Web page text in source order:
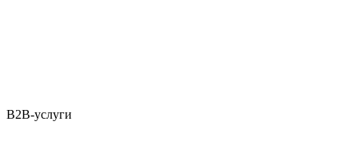
B2B-услуги